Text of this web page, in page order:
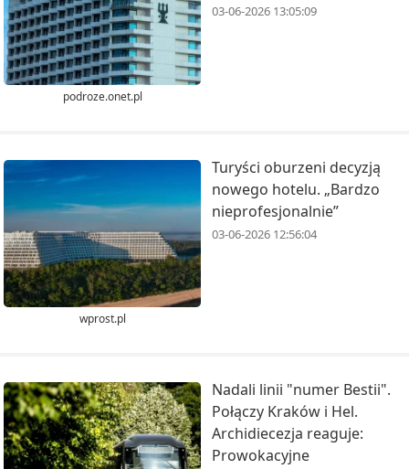
podroze.onet.pl
03-06-2026 13:05:09
wprost.pl
Turyści oburzeni decyzją
nowego hotelu. „Bardzo
nieprofesjonalnie”
03-06-2026 12:56:04
Nadali linii "numer Bestii".
Połączy Kraków i Hel.
Archidiecezja reaguje:
Prowokacyjne